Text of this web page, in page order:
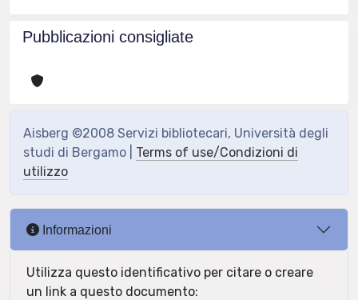
Pubblicazioni consigliate
Aisberg ©2008 Servizi bibliotecari, Università degli
studi di Bergamo | Terms of use/Condizioni di
utilizzo
Informazioni
Utilizza questo identificativo per citare o creare
un link a questo documento: